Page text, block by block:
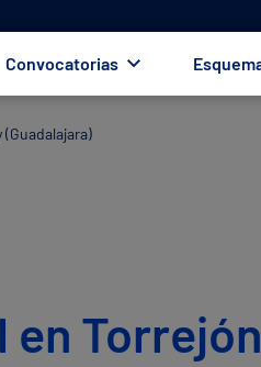
Convocatorias
en Torrejón